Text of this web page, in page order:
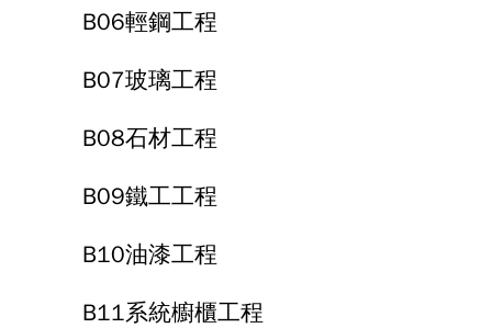
B06輕鋼工程
B07玻璃工程
B08石材工程
B09鐵工工程
B10油漆工程
B11系統櫥櫃工程